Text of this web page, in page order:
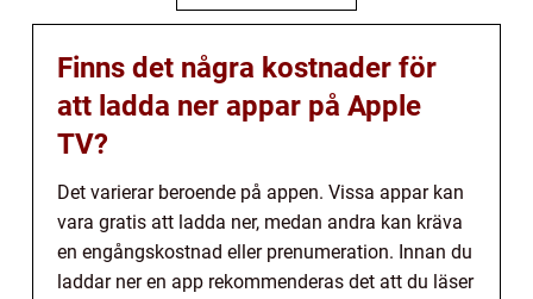
Finns det några kostnader för
att ladda ner appar på Apple
TV?
Det varierar beroende på appen. Vissa appar kan
vara gratis att ladda ner, medan andra kan kräva
en engångskostnad eller prenumeration. Innan du
laddar ner en app rekommenderas det att du läser